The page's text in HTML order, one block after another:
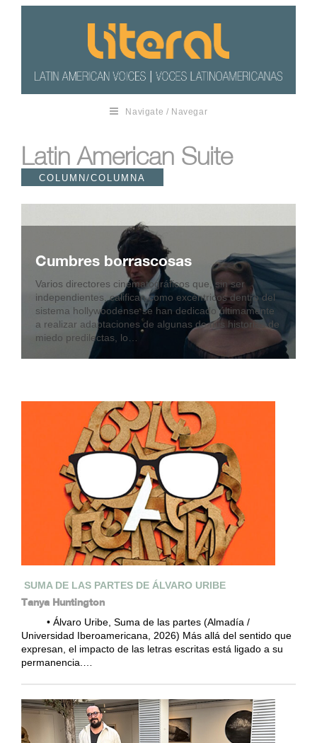
Navigate / Navegar
Latin American Suite
COLUMN/COLUMNA
Cumbres borrascosas
Varios directores cinematográficos que, sin ser
independientes, califican como excéntricos dentro del
sistema hollywoodense se han dedicado últimamente
a realizar adaptaciones de algunas de mis historias de
miedo predilectas, lo…
SUMA DE LAS PARTES DE ÁLVARO URIBE
Tanya Huntington
• Álvaro Uribe, Suma de las partes (Almadía /
Universidad Iberoamericana, 2026) Más allá del sentido que
expresan, el impacto de las letras escritas está ligado a su
permanencia.…